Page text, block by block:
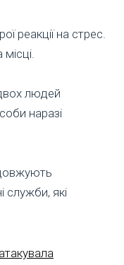
реакції на стрес.
людей
наразі
служби, які
атакувала